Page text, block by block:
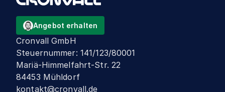
Angebot erhalten
Cronvall GmbH
Steuernummer: 141/123/80001
Mariä-Himmelfahrt-Str. 22
84453 Mühldorf
kontakt@cronvall.de